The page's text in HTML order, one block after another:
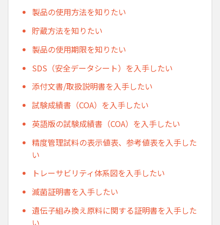
製品の使用方法を知りたい
貯蔵方法を知りたい
製品の使用期限を知りたい
SDS（安全データシート）を入手したい
添付文書/取扱説明書を入手したい
試験成績書（COA）を入手したい
英語版の試験成績書（COA）を入手したい
精度管理試料の表示値表、参考値表を入手した
い
トレーサビリティ体系図を入手したい
滅菌証明書を入手したい
遺伝子組み換え原料に関する証明書を入手した
い